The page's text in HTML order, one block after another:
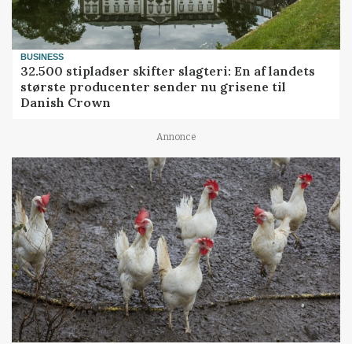
BUSINESS
32.500 stipladser skifter slagteri: En af landets
største producenter sender nu grisene til
Danish Crown
Annonce